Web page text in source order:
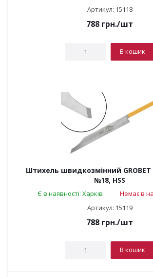
Артикул: 15118
788 грн./шт
В кошик
Штихель швидкозмінний GROBET
№18, HSS
Є в наявності: Харків
Немає в
Артикул: 15119
788 грн./шт
В кошик